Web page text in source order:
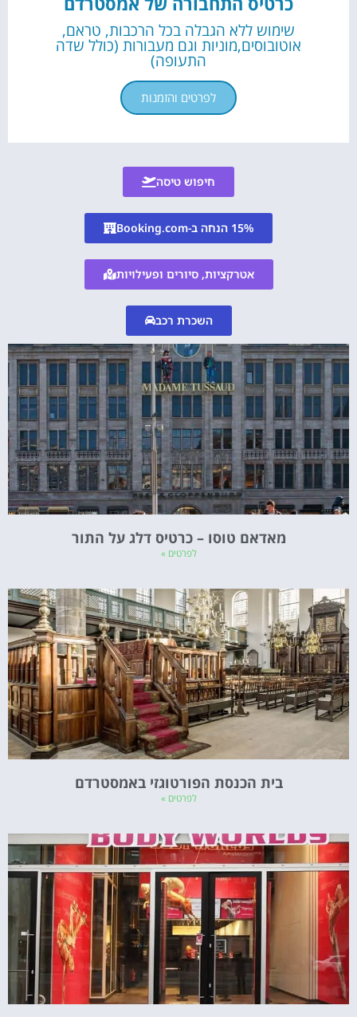
שימוש ללא הגבלה בכל הרכבות, טראם,
אוטובוסים,מוניות וגם מעבורות (כולל שדה
התעופה)
לפרטים והזמנות
חיפוש טיסה
15% הנחה ב-Booking.com
אטרקציות, סיורים ופעילויות
השכרת רכב
מאדאם טוסו – כרטיס דלג על התור
לפרטים »
בית הכנסת הפורטוגזי באמסטרדם
לפרטים »